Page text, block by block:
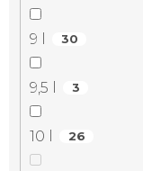
9 l 30
9,5 l 3
10 l 26